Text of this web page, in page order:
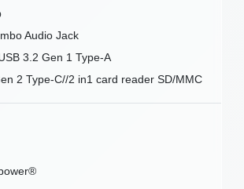
Audio Jack
3.2 Gen 1 Type-A
2 Type-C//2 in1 card reader SD/MMC